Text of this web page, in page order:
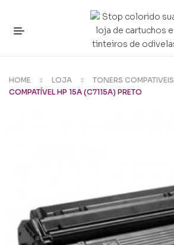
HOME LOJA TONERS COMPATIVEIS
COMPATÍVEL HP 15A (C7115A) PRETO